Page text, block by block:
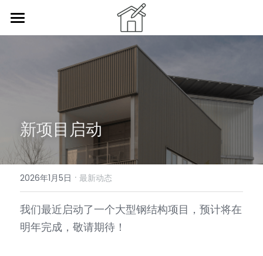
首页
案例服务
联系我们
简体中文
简体中文
新项目启动
2026年1月5日 · 最新动态
我们最近启动了一个大型钢结构项目，预计将在
明年完成，敬请期待！